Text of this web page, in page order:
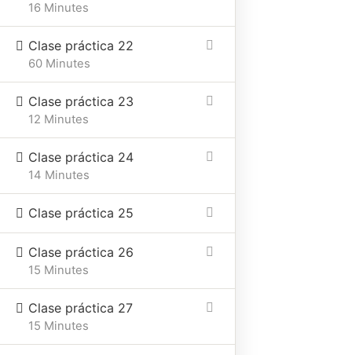
16 Minutes
Clase práctica 22
60 Minutes
Clase práctica 23
12 Minutes
Clase práctica 24
14 Minutes
Clase práctica 25
Clase práctica 26
15 Minutes
Clase práctica 27
15 Minutes